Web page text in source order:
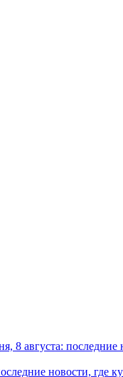
8 августа:
новости, где